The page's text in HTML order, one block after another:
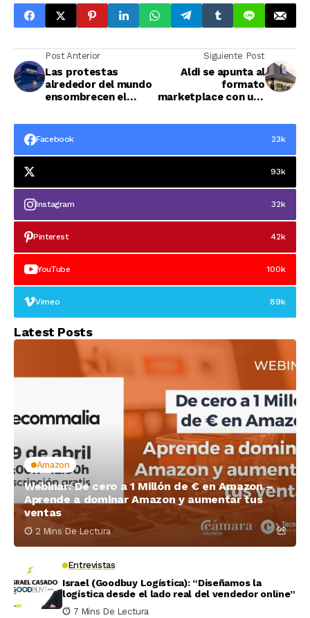
Post Anterior
Las protestas
alrededor del mundo
ensombrecen el
Amazon
Siguiente Post
Aldi se apunta al
formato
marketplace con una
productos de bazar
Facebook 23k
93k
Instagram 32k
Pinterest 42k
YouTube 100k
Vimeo 89k
Latest Posts
Amazon
Webinar: De cero a 1 Millón de € en Amazon –
Aprende a dominar Amazon y aumentar tus
ventas
2 Mins De Lectura
Entrevistas
Israel (Goodbuy Logística): “Diseñamos la
logística desde el lado real del vendedor online”
7 Mins De Lectura